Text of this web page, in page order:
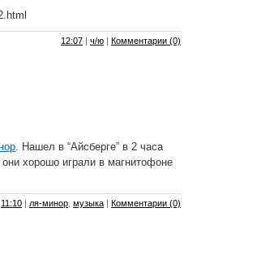
12:07 | ч/ю | Комментарии (0)
. Нашел в “Айсберге” в 2 часа
хорошо играли в магнитофоне
11:10 | ля-минор музыка | Комментарии (0)